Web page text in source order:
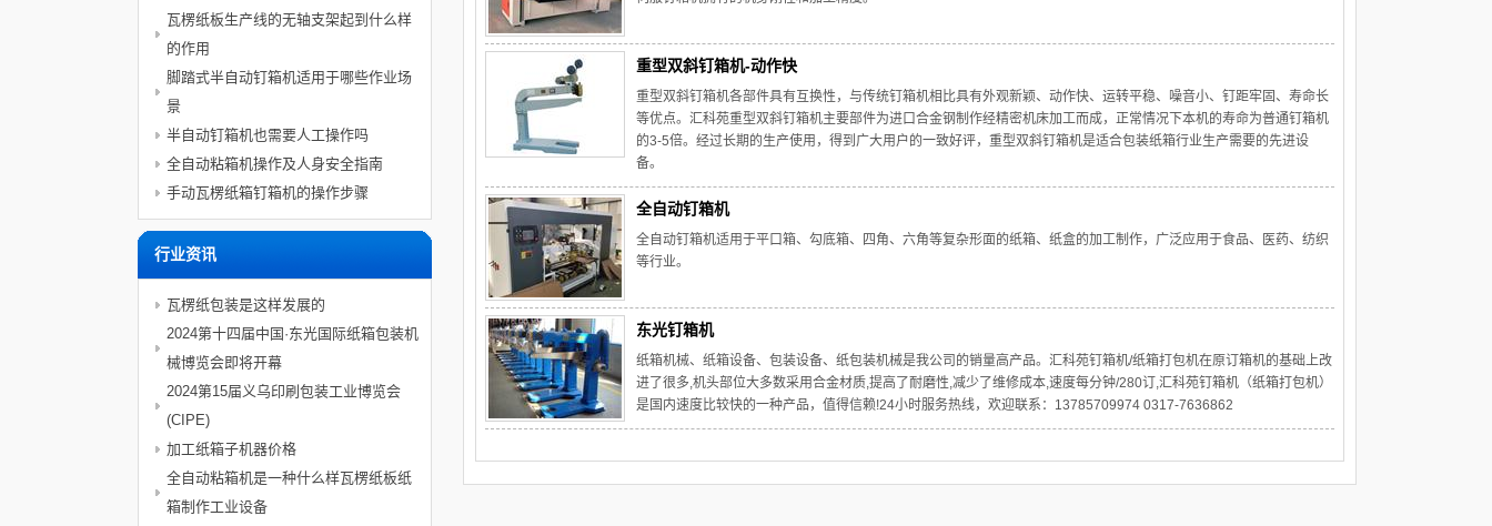
重型双斜钉箱机-动作快
重型双斜钉箱机各部件具有互换性，与传统钉箱机相比具有外观新颖、动作快、运转平稳、噪音小、钉距牢固、寿命长
等优点。汇科苑重型双斜钉箱机主要部件为进口合金钢制作经精密机床加工而成，正常情况下本机的寿命为普通钉箱机
的3-5倍。经过长期的生产使用，得到广大用户的一致好评，重型双斜钉箱机是适合包装纸箱行业生产需要的先进设
备。
全自动钉箱机
全自动钉箱机适用于平口箱、勾底箱、四角、六角等复杂形面的纸箱、纸盒的加工制作，广泛应用于食品、医药、纺织
等行业。
东光钉箱机
纸箱机械、纸箱设备、包装设备、纸包装机械是我公司的销量高产品。汇科苑钉箱机/纸箱打包机在原订箱机的基础上改
进了很多,机头部位大多数采用合金材质,提高了耐磨性,减少了维修成本,速度每分钟/280订,汇科苑钉箱机（纸箱打包机）
是国内速度比较快的一种产品，值得信赖!24小时服务热线，欢迎联系：13785709974 0317-7636862
瓦楞纸板生产线的无轴支架起到什么样
的作用
脚踏式半自动钉箱机适用于哪些作业场
景
半自动钉箱机也需要人工操作吗
全自动粘箱机操作及人身安全指南
手动瓦楞纸箱钉箱机的操作步骤
行业资讯
瓦楞纸包装是这样发展的
2024第十四届中国·东光国际纸箱包装机
械博览会即将开幕
2024第15届义乌印刷包装工业博览会
(CIPE)
加工纸箱子机器价格
全自动粘箱机是一种什么样瓦楞纸板纸
箱制作工业设备